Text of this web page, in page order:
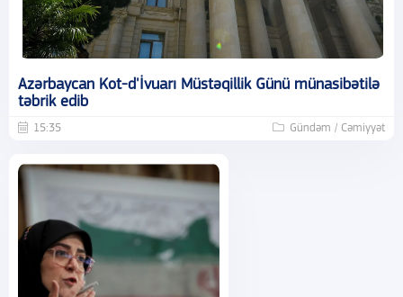
Azərbaycan Kot-d'İvuarı Müstəqillik Günü münasibətilə
təbrik edib
15:35 Gündəm / Cəmiyyət